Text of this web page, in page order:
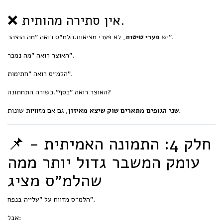
❌ אין סתירה מהותית.
יש פערי שיטות
, לא פערי מציאות.הלמ״ס רואה "מה הוצהר".
האוצר רואה "מה נמכר".
הלמ״ס רואה "חתימות".
האוצר רואה "כסף".בשורה התחתונה?
שני הגופים מתארים שוק שיצא מאיזון, גם אם מזוויות שונות.
📌 חלק 4: התמונה האמיתית -
עומק המשבר גדול יותר ממה
שהלמ״ס מציג
הלמ״ס מדווח על "עלייה בנפח".
אבל: